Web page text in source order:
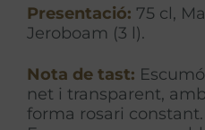
Presentació: 75 cl,
Jeroboam (3 l).
Nota de tast:
net i transparent,
forma rosari constant.